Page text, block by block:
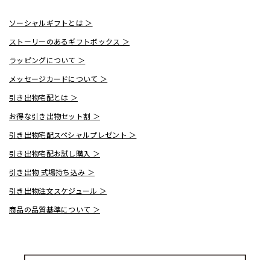
ソーシャルギフトとは ＞
ストーリーのあるギフトボックス ＞
ラッピングについて ＞
メッセージカードについて ＞
引き出物宅配とは ＞
お得な引き出物セット割 ＞
引き出物宅配スペシャルプレゼント ＞
引き出物宅配お試し購入 ＞
引き出物 式場持ち込み ＞
引き出物注文スケジュール ＞
商品の品質基準について ＞